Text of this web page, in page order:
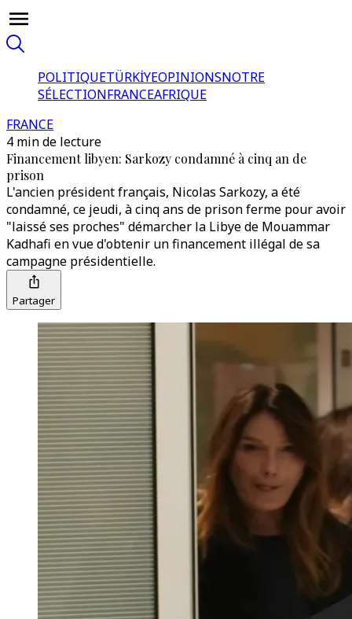
POLITIQUETÜRKİYEOPINIONSNOTRE
SÉLECTIONFRANCEAFRIQUE
FRANCE
4 min de lecture
Financement libyen: Sarkozy condamné à cinq an de
prison
L'ancien président français, Nicolas Sarkozy, a été
condamné, ce jeudi, à cinq ans de prison ferme pour avoir
"laissé ses proches" démarcher la Libye de Mouammar
Kadhafi en vue d'obtenir un financement illégal de sa
campagne présidentielle.
Partager